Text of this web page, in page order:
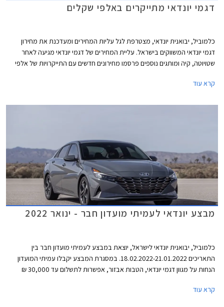
דגמי יונדאי מתייקרים באלפי שקלים
כלמוביל, יבואנית יונדאי, מצטרפת לגל עליות המחירים ומעדכנת את מחירון
דגמי יונדאי המשווקים בישראל. עליית המחירים של דגמי יונדאי מגיעה לאחר
שטויוטה, קיה ומותגים נוספים פרסמו מחירונים חדשים עם התייקרויות של אלפי
קרא עוד
מבצע יונדאי לעמיתי מועדון חבר - ינואר 2022
כלמוביל, יבואנית יונדאי לישראל, יוצאת במבצע לעמיתי מועדון חבר בין
התאריכים 18.02.2022-21.01.2022. במסגרת המבצע יקבלו עמיתי המועדון
הנחות על מגוון דגמי יונדאי, הטבות אבזור, אפשרות לתשלום עד 30,000 ₪
ריבית אטרקטיביים. בנוסף תוצע הלוואה בתנאים מועדפים במסגרת תכנית
קרא עוד